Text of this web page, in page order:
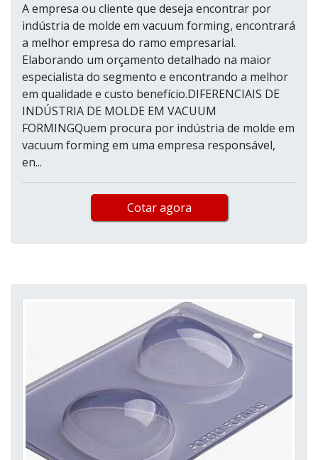
A empresa ou cliente que deseja encontrar por
indústria de molde em vacuum forming, encontrará
a melhor empresa do ramo empresarial.
Elaborando um orçamento detalhado na maior
especialista do segmento e encontrando a melhor
em qualidade e custo benefício.DIFERENCIAIS DE
INDÚSTRIA DE MOLDE EM VACUUM
FORMINGQuem procura por indústria de molde em
vacuum forming em uma empresa responsável,
en...
Cotar agora